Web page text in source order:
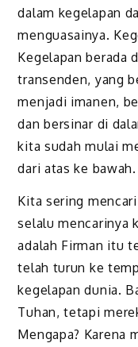
dalam kegelapan
menguasainya.
Kegelapan berada
transenden, yang
menjadi imanen,
dan bersinar di
kita sudah mulai
dari atas ke bawah.
Kita sering
selalu mencarinya
adalah Firman itu
telah turun ke
kegelapan dunia.
Tuhan, tetapi
Mengapa? Karena